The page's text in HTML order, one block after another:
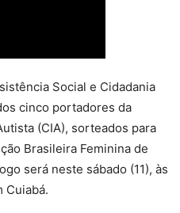
Social e Cidadania
cinco portadores da
(CIA), sorteados para
Brasileira Feminina de
será neste sábado (11), às
Cuiabá.